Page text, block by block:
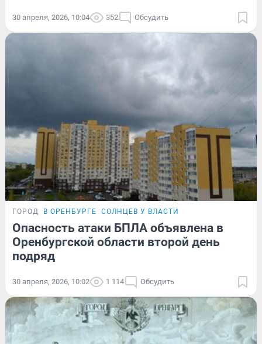
30 апреля, 2026, 10:04 352 Обсудить
ГОРОД В ОРЕНБУРГЕ СОЛНЦЕВ У ВЛАСТИ
Опасность атаки БПЛА объявлена в
Оренбургской области второй день
подряд
30 апреля, 2026, 10:02 1 114 Обсудить